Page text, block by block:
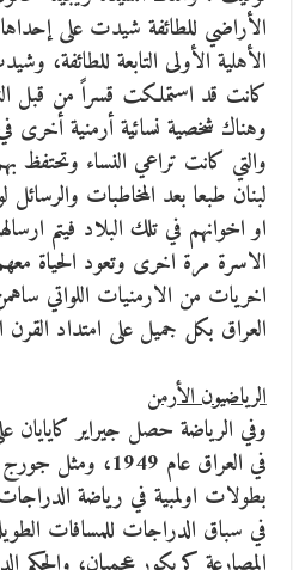
الأراضي للطائفة شيدت على
الأهلية الأولى التابعة للطائفة،
وهناك شخصية نسائية أرمنية
والتي كانت تراعي النساء وتحتفظ
لبنان طبعا بعد المخاطبات
او اخوانهم في تلك البلاد فيتم
الاسرة مرة اخرى وتعود الحياة
اخريات من الارمنيات اللواتي
العراق بكل جميل على امتداد
الرياضيون الأرمن
وفي الرياضة حصل جيراير كايايان
بطولات اولمبية في رياضة
في سباق الدراجات للمسافات